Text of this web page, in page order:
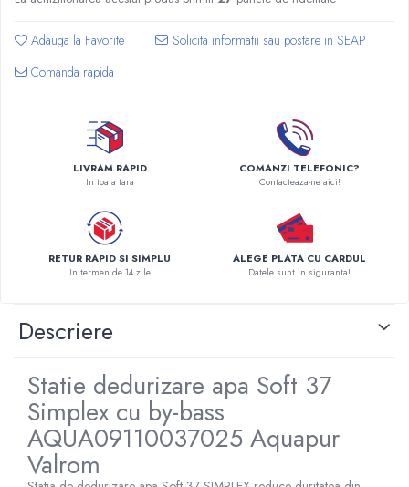
Automatizari panouri solare
Teava flexibila inox si fitinguri panouri
Grupuri de pompare panouri solare
Centrale peleti lemn
Adauga la Favorite
Comanda rapida
LIVRAM RAPID
In toata tara
COMANZI TELEFONIC?
Contacteaza-ne aici!
RETUR RAPID SI SIMPLU
In termen de 14 zile
ALEGE PLATA CU CARDUL
Datele sunt in siguranta!
Descriere
Statie dedurizare apa Soft 37
Simplex cu by-bass
AQUA09110037025 Aquapur
Valrom